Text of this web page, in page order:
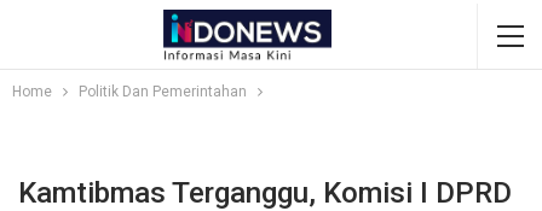
Home Politik Dan Pemerintahan
Kamtibmas Terganggu, Komisi I DPRD